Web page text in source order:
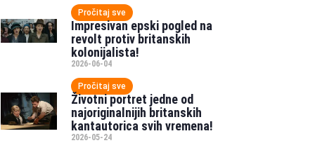
Pročitaj sve
Impresivan epski pogled na
revolt protiv britanskih
kolonijalista!
2026-06-04
Pročitaj sve
Životni portret jedne od
najoriginalnijih britanskih
kantautorica svih vremena!
2026-05-24